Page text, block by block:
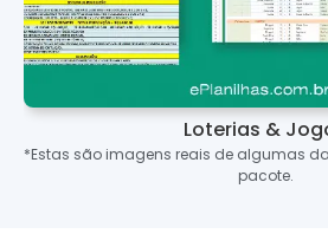
Loterias &
*Estas são imagens reais de algumas
pacote.